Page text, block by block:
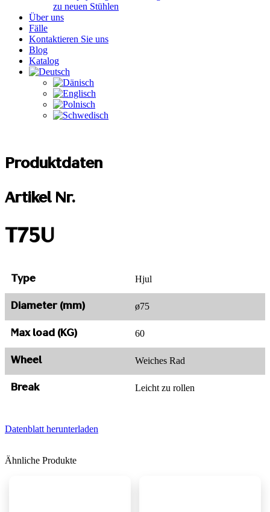
zu neuen Stühlen
Über uns
Fälle
Kontaktieren Sie uns
Blog
Katalog
Produktdaten
Artikel Nr.
T75U
Type Hjul
Diameter (mm) ø75
Max load (KG) 60
Wheel Weiches Rad
Break Leicht zu rollen
Datenblatt herunterladen
Ähnliche Produkte